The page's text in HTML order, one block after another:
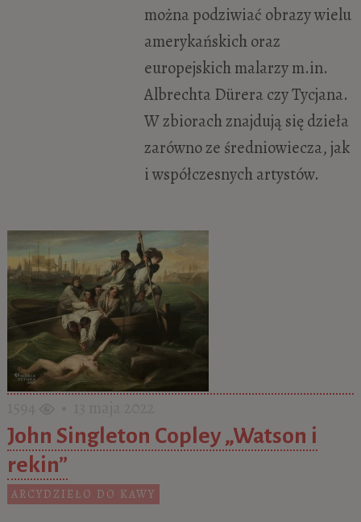
można podziwiać obrazy wielu
amerykańskich oraz
europejskich malarzy m.in.
Albrechta Dürera czy Tycjana.
W zbiorach znajdują się dzieła
zarówno ze średniowiecza, jak
i współczesnych artystów.
John Singleton Copley „Watson i
rekin”
ARCYDZIEŁO DO KAWY